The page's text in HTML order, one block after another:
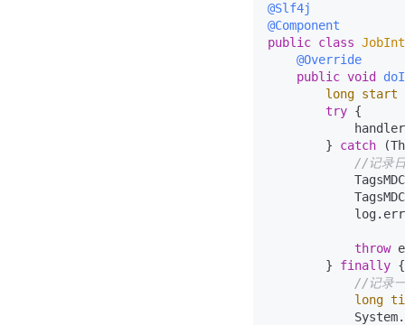
@Slf4j
@Component
public class
@Override
public void
long start
try {
        }
catch
//记录
throw
        }
finally {
//记录
long